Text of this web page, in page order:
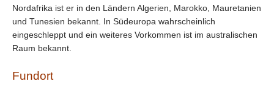
Nordafrika ist er in den Ländern Algerien, Marokko, Mauretanien
und Tunesien bekannt. In Südeuropa wahrscheinlich
eingeschleppt und ein weiteres Vorkommen ist im australischen
Raum bekannt.
Fundort